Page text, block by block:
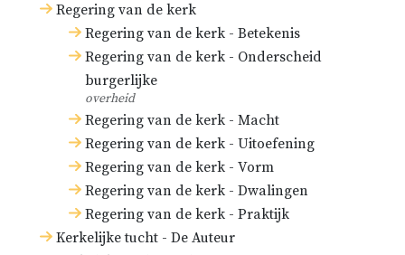
Regering van de kerk
Regering van de kerk - Betekenis
Regering van de kerk - Onderscheid
burgerlijke
overheid
Regering van de kerk - Macht
Regering van de kerk - Uitoefening
Regering van de kerk - Vorm
Regering van de kerk - Dwalingen
Regering van de kerk - Praktijk
Kerkelijke tucht - De Auteur